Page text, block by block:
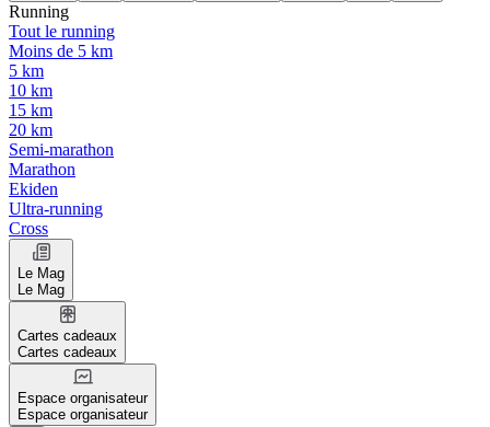
Running
Tout le running
Moins de 5 km
5 km
10 km
15 km
20 km
Semi-marathon
Marathon
Ekiden
Ultra-running
Cross
Le Mag
Le Mag
Cartes cadeaux
Cartes cadeaux
Espace organisateur
Espace organisateur